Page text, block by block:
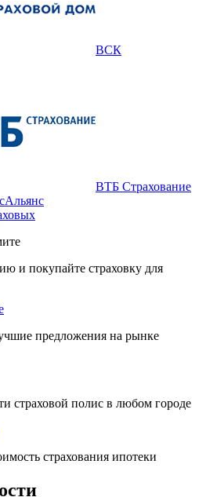
ВСК
ВТБ Страхование
Альянс
и покупайте страховку для
предложения на рынке
страховой полис в любом городе
страхования ипотеки